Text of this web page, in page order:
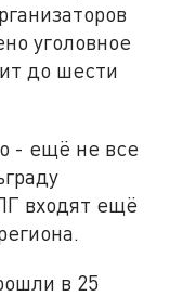
уголовное
до шести
- ещё не все
входят ещё
в 25